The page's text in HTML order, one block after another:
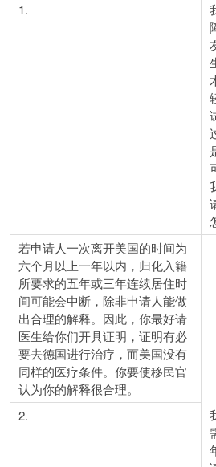
1.
若申请人一次离开美国的时间为
六个月以上一年以内，归化入籍
所要求的五年或三年连续居住时
间可能会中断，除非申请人能做
出合理的解释。因此，你最好请
医生给你们开具证明，证明有必
要去德国进行治疗，而美国没有
同样的医疗条件。你要使移民官
认为你的解释很合理。
2.